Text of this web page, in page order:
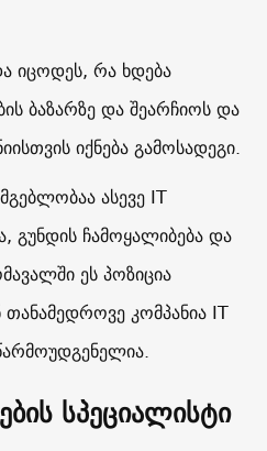
იცოდეს, რა ხდება
ბაზარზე და შეარჩიოს და
იქნება გამოსადეგი.
ასევე IT
გუნდის ჩამოყალიბება და
ეს პოზიცია
კომპანია IT
სპეციალისტი